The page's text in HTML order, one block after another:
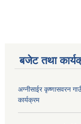
बजेट तथा
अग्नीसाईर कृष्णासवरन
कार्यक्रम